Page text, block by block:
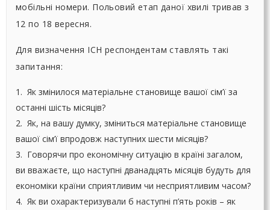
мобільні номери. Польовий етап даної хвилі тривав з
12 по 18 вересня.
Для визначення ІСН респондентам ставлять такі
запитання:
1. Як змінилося матеріальне становище вашої сім’ї за
останні шість місяців?
2. Як, на вашу думку, зміниться матеріальне становище
вашої сім’ї впродовж наступних шести місяців?
3. Говорячи про економічну ситуацію в країні загалом,
ви вважаєте, що наступні дванадцять місяців будуть для
економіки країни сприятливим чи несприятливим часом?
4. Як ви охарактеризували б наступні п’ять років – як